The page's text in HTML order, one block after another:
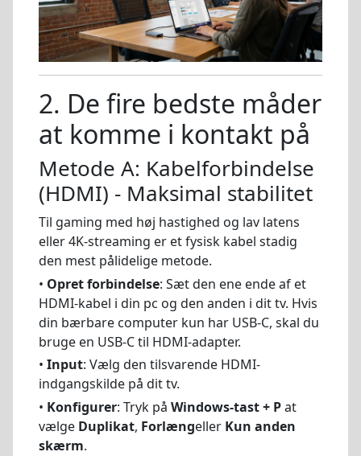
2. De fire bedste måder
at komme i kontakt på
Metode A: Kabelforbindelse
(HDMI) - Maksimal stabilitet
Til gaming med høj hastighed og lav latens
eller 4K-streaming er et fysisk kabel stadig
den mest pålidelige metode.
• Opret forbindelse: Sæt den ene ende af et
HDMI-kabel i din pc og den anden i dit tv. Hvis
din bærbare computer kun har USB-C, skal du
bruge en USB-C til HDMI-adapter.
• Input: Vælg den tilsvarende HDMI-
indgangskilde på dit tv.
• Konfigurer: Tryk på Windows-tast + Pat
vælge Duplikat, Forlængeller Kun anden
skærm.